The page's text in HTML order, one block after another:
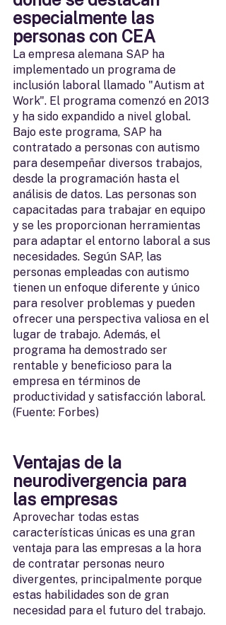
especialmente las
personas con CEA
La empresa alemana SAP ha
implementado un programa de
inclusión laboral llamado "Autism at
Work". El programa comenzó en 2013
y ha sido expandido a nivel global.
Bajo este programa, SAP ha
contratado a personas con autismo
para desempeñar diversos trabajos,
desde la programación hasta el
análisis de datos. Las personas son
capacitadas para trabajar en equipo
y se les proporcionan herramientas
para adaptar el entorno laboral a sus
necesidades. Según SAP, las
personas empleadas con autismo
tienen un enfoque diferente y único
para resolver problemas y pueden
ofrecer una perspectiva valiosa en el
lugar de trabajo. Además, el
programa ha demostrado ser
rentable y beneficioso para la
empresa en términos de
productividad y satisfacción laboral.
(Fuente: Forbes)
Ventajas de la
neurodivergencia para
las empresas
Aprovechar todas estas
características únicas es una gran
ventaja para las empresas a la hora
de contratar personas neuro
divergentes, principalmente porque
estas habilidades son de gran
necesidad para el futuro del trabajo.